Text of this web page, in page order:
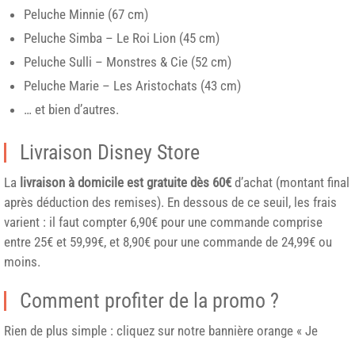
Peluche Minnie (67 cm)
Peluche Simba – Le Roi Lion (45 cm)
Peluche Sulli – Monstres & Cie (52 cm)
Peluche Marie – Les Aristochats (43 cm)
… et bien d’autres.
Livraison Disney Store
La livraison à domicile est gratuite dès 60€ d’achat (montant final
après déduction des remises). En dessous de ce seuil, les frais
varient : il faut compter 6,90€ pour une commande comprise
entre 25€ et 59,99€, et 8,90€ pour une commande de 24,99€ ou
moins.
Comment profiter de la promo ?
Rien de plus simple : cliquez sur notre bannière orange « Je